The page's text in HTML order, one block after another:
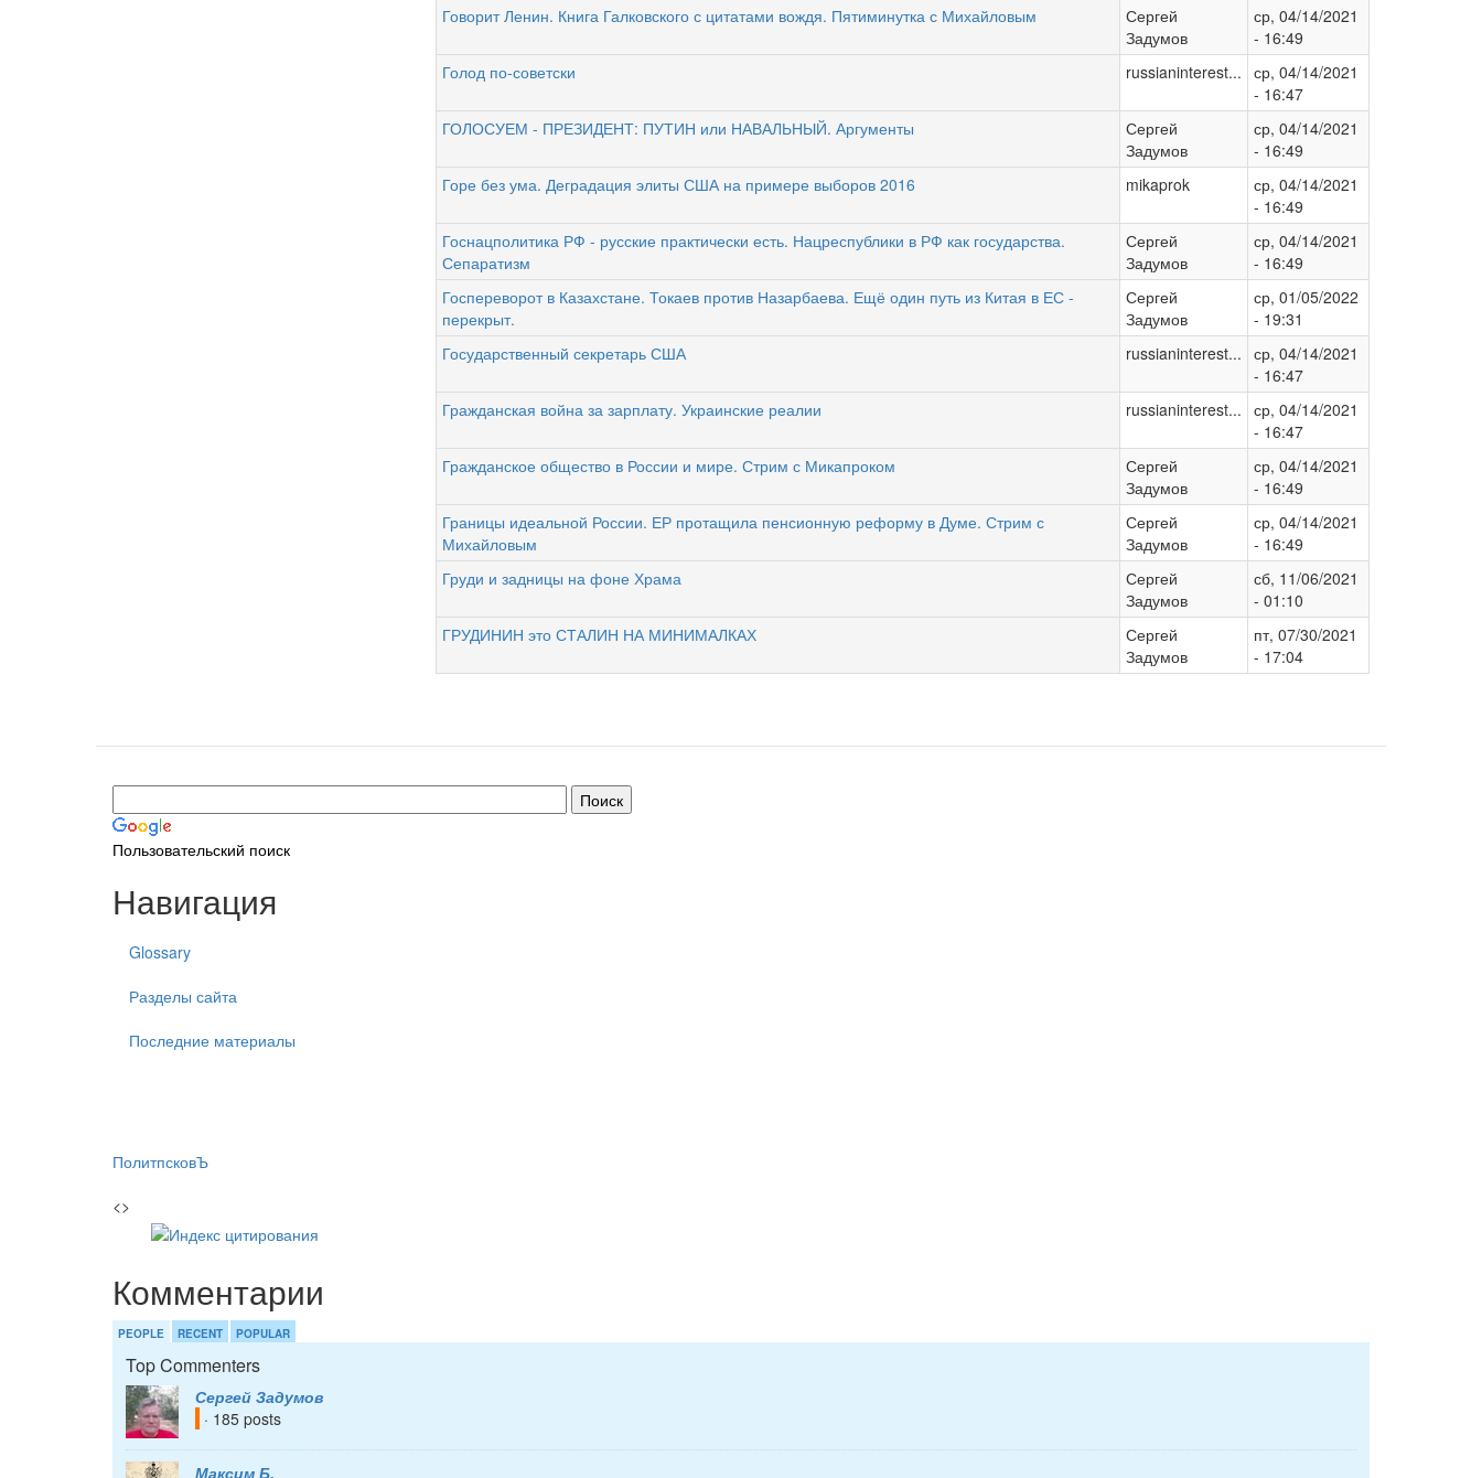
Говорит Ленин. Книга Галковского с цитатами вождя. Пятиминутка с Михайловым
Сергей
Задумов
ср, 04/14/2021
- 16:49
Голод по-советски
russianinterest... ср, 04/14/2021
- 16:47
ГОЛОСУЕМ - ПРЕЗИДЕНТ: ПУТИН или НАВАЛЬНЫЙ. Аргументы
Сергей
Задумов
ср, 04/14/2021
- 16:49
Горе без ума. Деградация элиты США на примере выборов 2016
mikaprok
ср, 04/14/2021
- 16:49
Госнацполитика РФ - русские практически есть. Нацреспублики в РФ как государства.
Сепаратизм
Сергей
Задумов
ср, 04/14/2021
- 16:49
Госпереворот в Казахстане. Токаев против Назарбаева. Ещё один путь из Китая в ЕС -
перекрыт.
Сергей
Задумов
ср, 01/05/2022
- 19:31
Государственный секретарь США
russianinterest... ср, 04/14/2021
- 16:47
Гражданская война за зарплату. Украинские реалии
russianinterest... ср, 04/14/2021
- 16:47
Гражданское общество в России и мире. Стрим с Микапроком
Сергей
Задумов
ср, 04/14/2021
- 16:49
Границы идеальной России. ЕР протащила пенсионную реформу в Думе. Стрим с
Михайловым
Сергей
Задумов
ср, 04/14/2021
- 16:49
Груди и задницы на фоне Храма
Сергей
Задумов
сб, 11/06/2021
- 01:10
ГРУДИНИН это СТАЛИН НА МИНИМАЛКАХ
Сергей
Задумов
пт, 07/30/2021
- 17:04
Пользовательский поиск
Навигация
Glossary
Разделы сайта
Последние материалы
ПолитпсковЪ
<>
Комментарии
PEOPLE RECENT POPULAR
Top Commenters
Сергей Задумов
· 185 posts
Максим Б.